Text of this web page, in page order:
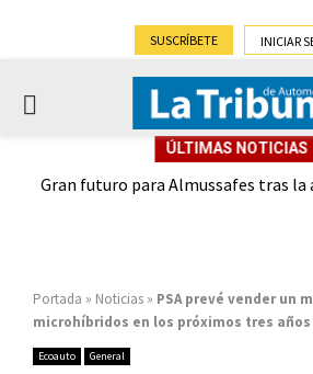
SUSCRÍBETE INICIAR
PRIMARY
ÚLTIMAS NOTICIAS
Gran futuro para Almussafes tras la
Portada » Noticias » PSA prevé vender un
microhíbridos en los próximos tres años
Ecoauto General